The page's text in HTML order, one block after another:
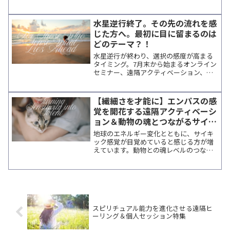
けします。
水星逆行終了。その先の流れを感
じた方へ。最初に目に留まるのは
どのテーマ？！
水星逆行が終わり、選択の感度が高まる
タイミング。7月末から始まるオンライン
セミナー、遠隔アクティベーション、ヒ
【繊細さを才能に】エンパスの感
覚を開花する遠隔アクティベーシ
ョン＆動物の魂とつながるサイキ
ック能力開発
地球のエネルギー変化とともに、サイキ
ック感覚が目覚めていると感じる方が増
えています。動物との魂レベルのつなが
スピリチュアル能力を進化させる遠隔ヒ
ーリング＆個人セッション特集